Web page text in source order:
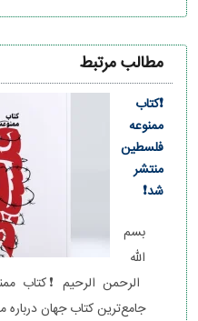
مطالب مرتبط
❗️کتاب
ممنوعه
فلسطین
منتشر
شد❗️
بسم
الله
الرحمن الرحیم ❗️کتاب
جامع‌ترین کتاب جهان درباره